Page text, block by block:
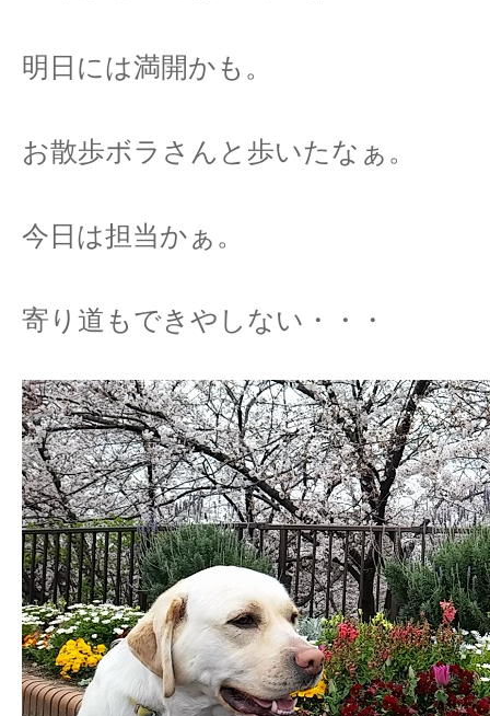
明日には満開かも。
お散歩ボラさんと歩いたなぁ。
今日は担当かぁ。
寄り道もできやしない・・・